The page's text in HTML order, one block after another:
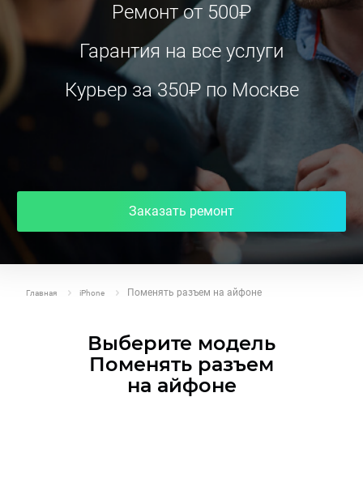
Ремонт от 500₽
Гарантия на все услуги
Курьер за 350₽ по Москве
Заказать ремонт
Главная iPhone Поменять разъем на айфоне
Выберите модель
Поменять разъем
на айфоне